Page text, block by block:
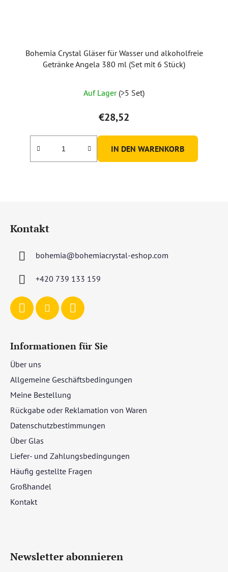
Bohemia Crystal Gläser für Wasser und alkoholfreie
Getränke Angela 380 ml (Set mit 6 Stück)
durchschnittliche
Produktbewertung
ist
5,0
von
Auf Lager (>5 Set)
€28,52
IN DEN WARENKORB
Kontakt
bohemia@bohemiacrystal-eshop.com
+420 739 133 159
Informationen für Sie
Über uns
Allgemeine Geschäftsbedingungen
Meine Bestellung
Rückgabe oder Reklamation von Waren
Datenschutzbestimmungen
Über Glas
Liefer- und Zahlungsbedingungen
Häufig gestellte Fragen
Großhandel
Kontakt
Newsletter abonnieren